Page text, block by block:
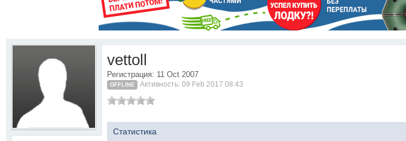
vettoll
Регистрация: 11 Oct 2007
OFFLINE Активность: 09 Feb 2017 08:43
Статистика